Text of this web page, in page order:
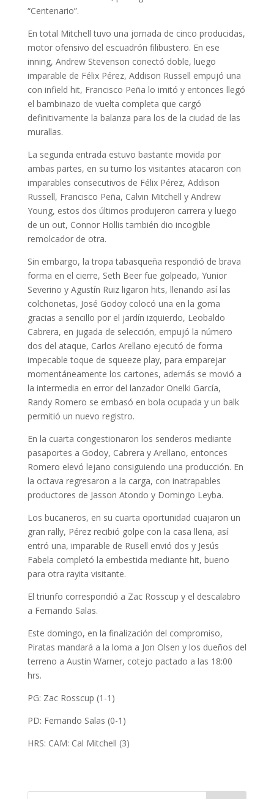
“Centenario”.
En total Mitchell tuvo una jornada de cinco producidas,
motor ofensivo del escuadrón filibustero. En ese
inning, Andrew Stevenson conectó doble, luego
imparable de Félix Pérez, Addison Russell empujó una
con infield hit, Francisco Peña lo imitó y entonces llegó
el bambinazo de vuelta completa que cargó
definitivamente la balanza para los de la ciudad de las
murallas.
La segunda entrada estuvo bastante movida por
ambas partes, en su turno los visitantes atacaron con
imparables consecutivos de Félix Pérez, Addison
Russell, Francisco Peña, Calvin Mitchell y Andrew
Young, estos dos últimos produjeron carrera y luego
de un out, Connor Hollis también dio incogible
remolcador de otra.
Sin embargo, la tropa tabasqueña respondió de brava
forma en el cierre, Seth Beer fue golpeado, Yunior
Severino y Agustín Ruiz ligaron hits, llenando así las
colchonetas, José Godoy colocó una en la goma
gracias a sencillo por el jardín izquierdo, Leobaldo
Cabrera, en jugada de selección, empujó la número
dos del ataque, Carlos Arellano ejecutó de forma
impecable toque de squeeze play, para emparejar
momentáneamente los cartones, además se movió a
la intermedia en error del lanzador Onelki García,
Randy Romero se embasó en bola ocupada y un balk
permitió un nuevo registro.
En la cuarta congestionaron los senderos mediante
pasaportes a Godoy, Cabrera y Arellano, entonces
Romero elevó lejano consiguiendo una producción. En
la octava regresaron a la carga, con inatrapables
productores de Jasson Atondo y Domingo Leyba.
Los bucaneros, en su cuarta oportunidad cuajaron un
gran rally, Pérez recibió golpe con la casa llena, así
entró una, imparable de Rusell envió dos y Jesús
Fabela completó la embestida mediante hit, bueno
para otra rayita visitante.
El triunfo correspondió a Zac Rosscup y el descalabro
a Fernando Salas.
Este domingo, en la finalización del compromiso,
Piratas mandará a la loma a Jon Olsen y los dueños del
terreno a Austin Warner, cotejo pactado a las 18:00
hrs.
PG: Zac Rosscup (1-1)
PD: Fernando Salas (0-1)
HRS: CAM: Cal Mitchell (3)